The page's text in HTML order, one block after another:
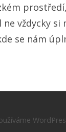
vždycky
se nám